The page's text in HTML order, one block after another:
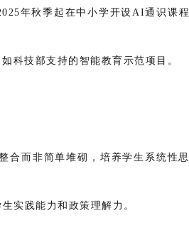
年秋季起在中小学开设AI通识课程
科技部支持的智能教育示范项目。
合而非简单堆砌，培养学生系统性思
实践能力和政策理解力。